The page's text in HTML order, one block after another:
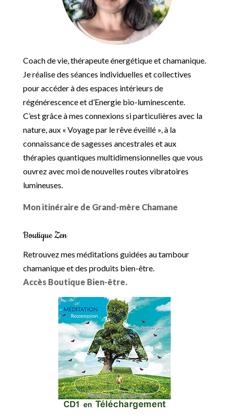
Coach de vie, thérapeute énergétique et chamanique.
Je réalise des séances individuelles et collectives
pour accéder à des espaces intérieurs de
régénérescence et d’Energie bio-luminescente.
C’est grâce à mes connexions si particulières avec la
nature, aux « Voyage par le rêve éveillé », à la
connaissance de sagesses ancestrales et aux
thérapies quantiques multidimensionnelles que vous
ouvrez avec moi de nouvelles routes vibratoires
lumineuses.
Mon itinéraire de Grand-mère Chamane
Boutique Zen
Retrouvez mes méditations guidées au tambour
chamanique et des produits bien-être.
Accès Boutique Bien-être.